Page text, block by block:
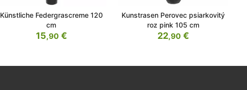
Künstliche Federgrascreme 120
cm
15,90 €
Kunstrasen Perovec psiarkovitý
roz pink 105 cm
22,90 €